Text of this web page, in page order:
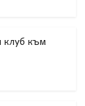
клуб към